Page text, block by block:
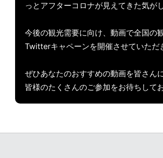
っとアフターコロナが見えてきた気が
今後の観光需要に向け、動画で全国の
Twitterキャペーンを開催させていただ
ぜひあなたのおすすめの動画を皆さん
皆様のたくさんのご参加をお待ちして